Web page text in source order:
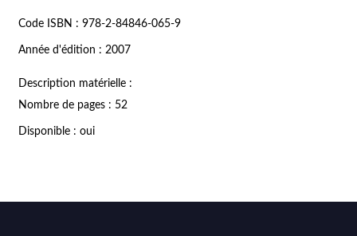
Code ISBN : 978-2-84846-065-9
Année d'édition : 2007
Description matérielle :
Nombre de pages : 52
Disponible : oui